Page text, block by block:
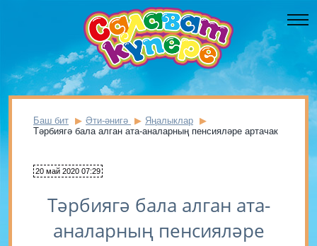
Баш бит Әти-әнигә
Яңалыклар
Тәрбиягә бала алган ата-аналарның пенсияләре артачак
20 май 2020 07:29
Тәрбиягә бала алган ата-
аналарның пенсияләре